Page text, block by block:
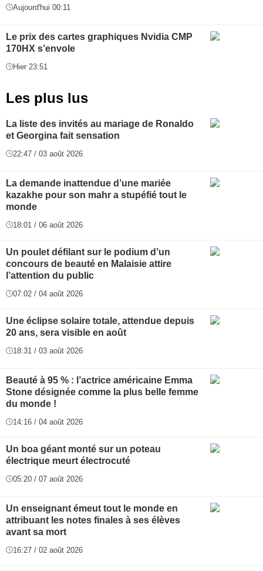
Aujourd'hui 00:11
Le prix des cartes graphiques Nvidia CMP
170HX s’envole
Hier 23:51
Les plus lus
La liste des invités au mariage de Ronaldo
et Georgina fait sensation
22:47 / 03 août 2026
La demande inattendue d’une mariée
kazakhe pour son mahr a stupéfié tout le
monde
18:01 / 06 août 2026
Un poulet défilant sur le podium d’un
concours de beauté en Malaisie attire
l’attention du public
07:02 / 04 août 2026
Une éclipse solaire totale, attendue depuis
20 ans, sera visible en août
18:31 / 03 août 2026
Beauté à 95 % : l’actrice américaine Emma
Stone désignée comme la plus belle femme
du monde !
14:16 / 04 août 2026
Un boa géant monté sur un poteau
électrique meurt électrocuté
05:20 / 07 août 2026
Un enseignant émeut tout le monde en
attribuant les notes finales à ses élèves
avant sa mort
16:27 / 02 août 2026